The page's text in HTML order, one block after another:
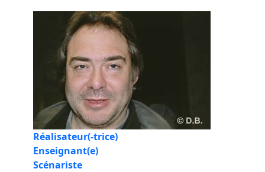
Réalisateur(-trice)
Enseignant(e)
Scénariste